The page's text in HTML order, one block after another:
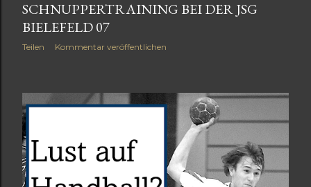
SCHNUPPERTRAINING BEI DER JSG
BIELEFELD 07
Teilen Kommentar veröffentlichen